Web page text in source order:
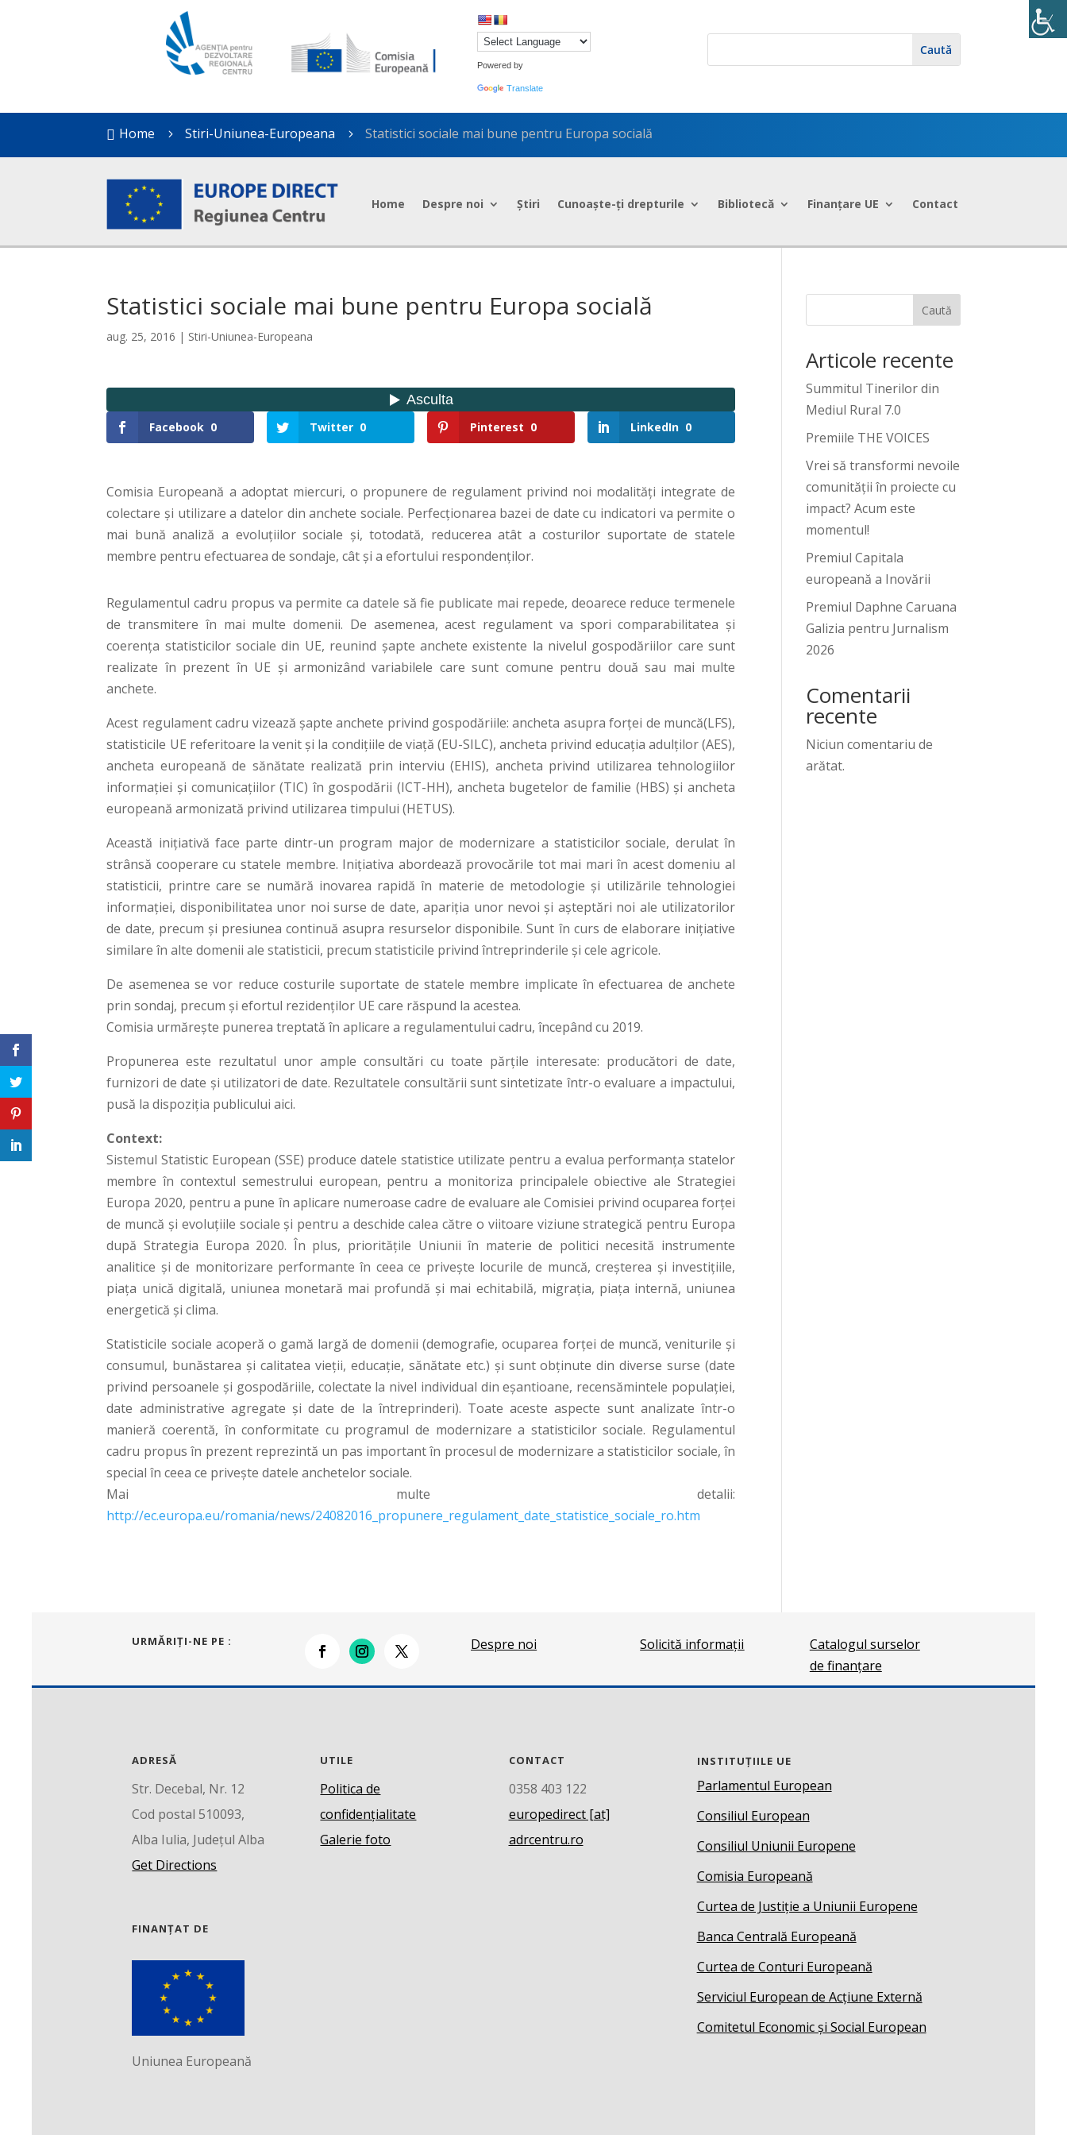
Powered by
Translate
 Home 5 Stiri-Uniunea-Europeana 5 Statistici sociale mai bune pentru Europa socială
Home Despre noi Știri Cunoaște-ți drepturile Bibliotecă Finanțare UE Contact
Statistici sociale mai bune pentru Europa socială
aug. 25, 2016 | Stiri-Uniunea-Europeana
Facebook 0 Twitter 0 Pinterest 0 LinkedIn 0
Comisia Europeană a adoptat miercuri, o propunere de regulament privind noi modalități integrate de
colectare și utilizare a datelor din anchete sociale. Perfecționarea bazei de date cu indicatori va permite o
mai bună analiză a evoluțiilor sociale și, totodată, reducerea atât a costurilor suportate de statele
membre pentru efectuarea de sondaje, cât și a efortului respondenților.
Regulamentul cadru propus va permite ca datele să fie publicate mai repede, deoarece reduce termenele
de transmitere în mai multe domenii. De asemenea, acest regulament va spori comparabilitatea și
coerența statisticilor sociale din UE, reunind șapte anchete existente la nivelul gospodăriilor care sunt
realizate în prezent în UE și armonizând variabilele care sunt comune pentru două sau mai multe
anchete.
Acest regulament cadru vizează șapte anchete privind gospodăriile: ancheta asupra forței de muncă(LFS),
statisticile UE referitoare la venit și la condițiile de viață (EU-SILC), ancheta privind educația adulților (AES),
ancheta europeană de sănătate realizată prin interviu (EHIS), ancheta privind utilizarea tehnologiilor
informației și comunicațiilor (TIC) în gospodării (ICT-HH), ancheta bugetelor de familie (HBS) și ancheta
europeană armonizată privind utilizarea timpului (HETUS).
Această inițiativă face parte dintr-un program major de modernizare a statisticilor sociale, derulat în
strânsă cooperare cu statele membre. Inițiativa abordează provocările tot mai mari în acest domeniu al
statisticii, printre care se numără inovarea rapidă în materie de metodologie și utilizările tehnologiei
informației, disponibilitatea unor noi surse de date, apariția unor nevoi și așteptări noi ale utilizatorilor
de date, precum și presiunea continuă asupra resurselor disponibile. Sunt în curs de elaborare inițiative
similare în alte domenii ale statisticii, precum statisticile privind întreprinderile și cele agricole.
De asemenea se vor reduce costurile suportate de statele membre implicate în efectuarea de anchete
prin sondaj, precum și efortul rezidenților UE care răspund la acestea.
Comisia urmărește punerea treptată în aplicare a regulamentului cadru, începând cu 2019.
Propunerea este rezultatul unor ample consultări cu toate părțile interesate: producători de date,
furnizori de date și utilizatori de date. Rezultatele consultării sunt sintetizate într-o evaluare a impactului,
pusă la dispoziția publicului aici.
Context:
Sistemul Statistic European (SSE) produce datele statistice utilizate pentru a evalua performanța statelor
membre în contextul semestrului european, pentru a monitoriza principalele obiective ale Strategiei
Europa 2020, pentru a pune în aplicare numeroase cadre de evaluare ale Comisiei privind ocuparea forței
de muncă și evoluțiile sociale și pentru a deschide calea către o viitoare viziune strategică pentru Europa
după Strategia Europa 2020. În plus, prioritățile Uniunii în materie de politici necesită instrumente
analitice și de monitorizare performante în ceea ce privește locurile de muncă, creșterea și investițiile,
piața unică digitală, uniunea monetară mai profundă și mai echitabilă, migrația, piața internă, uniunea
energetică și clima.
Statisticile sociale acoperă o gamă largă de domenii (demografie, ocuparea forței de muncă, veniturile și
consumul, bunăstarea și calitatea vieții, educație, sănătate etc.) și sunt obținute din diverse surse (date
privind persoanele și gospodăriile, colectate la nivel individual din eșantioane, recensămintele populației,
date administrative agregate și date de la întreprinderi). Toate aceste aspecte sunt analizate într-o
manieră coerentă, în conformitate cu programul de modernizare a statisticilor sociale. Regulamentul
cadru propus în prezent reprezintă un pas important în procesul de modernizare a statisticilor sociale, în
special în ceea ce privește datele anchetelor sociale.
Mai multe detalii:
http://ec.europa.eu/romania/news/24082016_propunere_regulament_date_statistice_sociale_ro.htm
Caută
Articole recente
Summitul Tinerilor din
Mediul Rural 7.0
Premiile THE VOICES
Vrei să transformi nevoile
comunității în proiecte cu
impact? Acum este
momentul!
Premiul Capitala
europeană a Inovării
Premiul Daphne Caruana
Galizia pentru Jurnalism
2026
Comentarii
recente
Niciun comentariu de
arătat.
URMĂRIŢI-NE PE : Despre noi Solicită informații
Catalogul surselor
de finanțare
ADRESĂ
Str. Decebal, Nr. 12
Cod postal 510093,
Alba Iulia, Județul Alba
Get Directions
UTILE
Politica de
confidențialitate
Galerie foto
CONTACT
0358 403 122
europedirect [at]
adrcentru.ro
FINANȚAT DE
Uniunea Europeană
INSTITUȚIILE UE
Parlamentul European
Consiliul European
Consiliul Uniunii Europene
Comisia Europeană
Curtea de Justiție a Uniunii Europene
Banca Centrală Europeană
Curtea de Conturi Europeană
Serviciul European de Acțiune Externă
Comitetul Economic și Social European